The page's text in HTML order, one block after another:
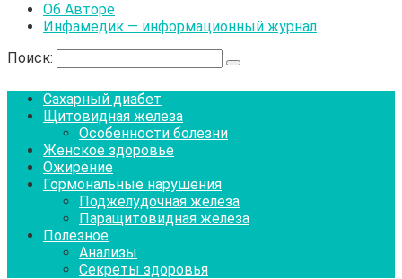
Об Авторе
Инфамедик — информационный журнал
Поиск:
Сахарный диабет
Щитовидная железа
Особенности болезни
Женское здоровье
Ожирение
Гормональные нарушения
Поджелудочная железа
Паращитовидная железа
Полезное
Анализы
Секреты здоровья